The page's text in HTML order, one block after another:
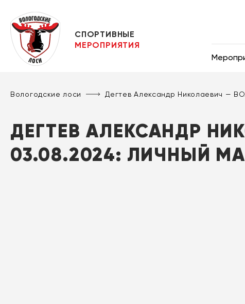
СПОРТИВНЫЕ
МЕРОПРИЯТИЯ
Вологодские лоси Дегтев Александр Николаевич —
ДЕГТЕВ АЛЕКСАНДР
03.08.2024: ЛИЧНЫЙ